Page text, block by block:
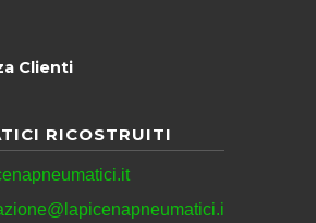
Clienti
RICOSTRUITI